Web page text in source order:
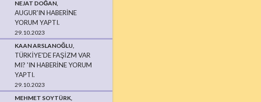
NEJAT DOĞAN,
AUGUR'IN HABERINE
YORUM YAPTI.
29.10.2023
KAAN ARSLANOĞLU,
TÜRKIYE'DE FAŞIZM VAR
MI? 'IN HABERINE YORUM
YAPTI.
29.10.2023
MEHMET SOYTÜRK,